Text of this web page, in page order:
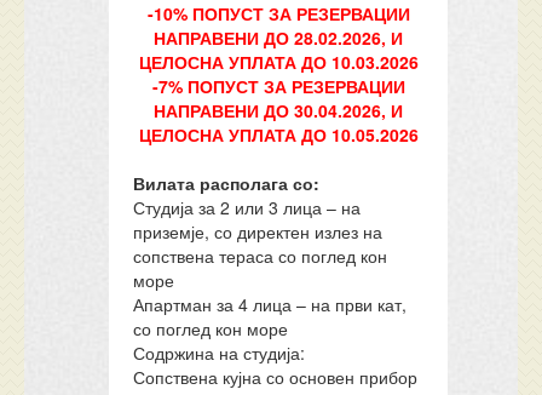
-10% ПОПУСТ ЗА РЕЗЕРВАЦИИ
НАПРАВЕНИ ДО 28.02.2026, И
ЦЕЛОСНА УПЛАТА ДО 10.03.2026
-7% ПОПУСТ ЗА РЕЗЕРВАЦИИ
НАПРАВЕНИ ДО 30.04.2026, И
ЦЕЛОСНА УПЛАТА ДО 10.05.2026
Вилата располага со:
Студија за 2 или 3 лица – на
приземје, со директен излез на
сопствена тераса со поглед кон
море
Апартман за 4 лица – на први кат,
со поглед кон море
Содржина на студија:
Сопствена кујна со основен прибор